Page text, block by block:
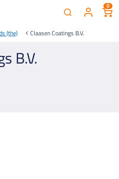
0
(the) Claasen Coatings B.V.
B.V.